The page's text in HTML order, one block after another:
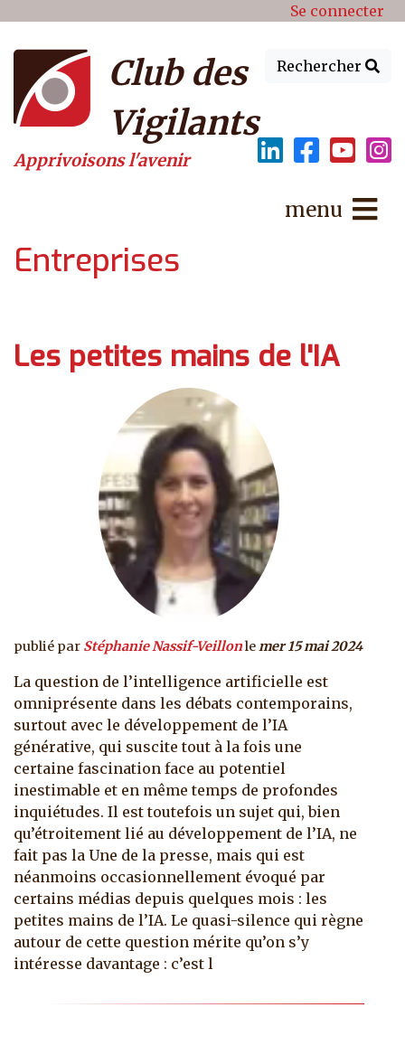
Menu du compte de Se connecter
Rechercher
Club des
Vigilants
Apprivoisons l'avenir
menu
Entreprises
Les petites mains de l'IA
publié par Stéphanie Nassif-Veillonlemer 15 mai 2024
La question de l’intelligence artificielle est
omniprésente dans les débats contemporains,
surtout avec le développement de l’IA
générative, qui suscite tout à la fois une
certaine fascination face au potentiel
inestimable et en même temps de profondes
inquiétudes. Il est toutefois un sujet qui, bien
qu’étroitement lié au développement de l’IA, ne
fait pas la Une de la presse, mais qui est
néanmoins occasionnellement évoqué par
certains médias depuis quelques mois : les
petites mains de l’IA. Le quasi-silence qui règne
autour de cette question mérite qu’on s’y
intéresse davantage : c’est l